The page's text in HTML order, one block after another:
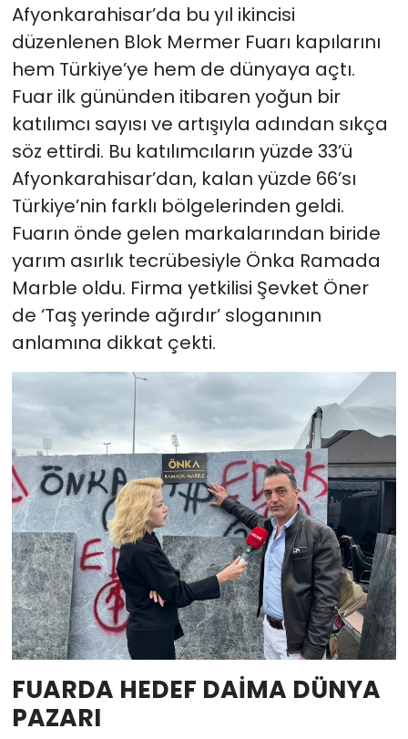
Afyonkarahisar’da bu yıl ikincisi
düzenlenen Blok Mermer Fuarı kapılarını
hem Türkiye’ye hem de dünyaya açtı.
Fuar ilk gününden itibaren yoğun bir
katılımcı sayısı ve artışıyla adından sıkça
söz ettirdi. Bu katılımcıların yüzde 33’ü
Afyonkarahisar’dan, kalan yüzde 66’sı
Türkiye’nin farklı bölgelerinden geldi.
Fuarın önde gelen markalarından biride
yarım asırlık tecrübesiyle Önka Ramada
Marble oldu. Firma yetkilisi Şevket Öner
de ‘Taş yerinde ağırdır’ sloganının
anlamına dikkat çekti.
FUARDA HEDEF DAİMA DÜNYA
PAZARI